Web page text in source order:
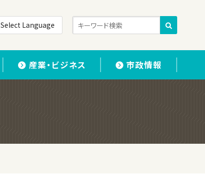
Select Language
産業・ビジネス 市政情報